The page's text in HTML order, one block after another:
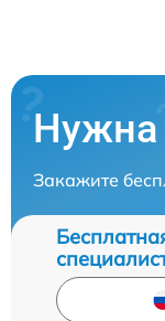
Нужна
Закажите